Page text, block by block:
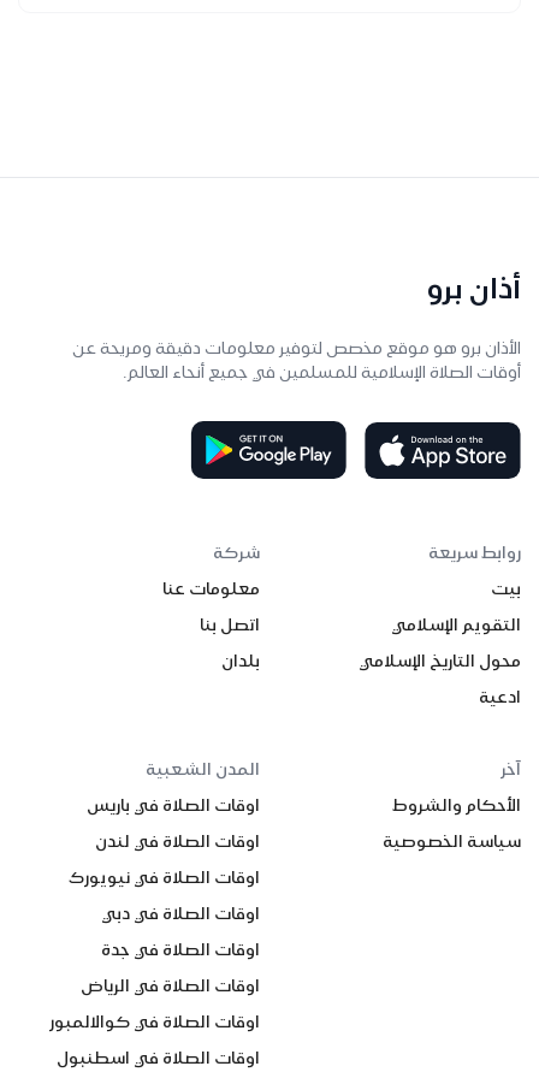
أذان برو
الأذان برو هو موقع مخصص لتوفير معلومات دقيقة ومريحة عن
أوقات الصلاة الإسلامية للمسلمين في جميع أنحاء العالم.
روابط سريعة
بيت
التقويم الإسلامي
محول التاريخ الإسلامي
ادعية
شركة
معلومات عنا
اتصل بنا
بلدان
آخر
الأحكام والشروط
سياسة الخصوصية
المدن الشعبية
اوقات الصلاة في باريس
اوقات الصلاة في لندن
اوقات الصلاة في نيويورك
اوقات الصلاة في دبي
اوقات الصلاة في جدة
اوقات الصلاة في الرياض
اوقات الصلاة في كوالالمبور
اوقات الصلاة في اسطنبول